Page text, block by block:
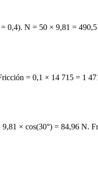
0,4). N = 50 × 9,81 =
= 0,1 × 14 715 = 1
× cos(30°) = 84,96